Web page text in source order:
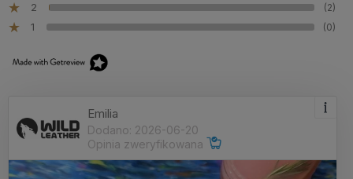
2 (2)
1 (0)
Emilia
Dodano: 2026-06-20
Opinia zweryfikowana